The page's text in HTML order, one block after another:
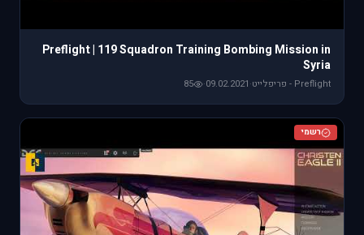
Preflight | 119 Squadron Training Bombing Mission in
Syria
Preflight - פריפלייט ·
09.02.2021
·
85
רשמי